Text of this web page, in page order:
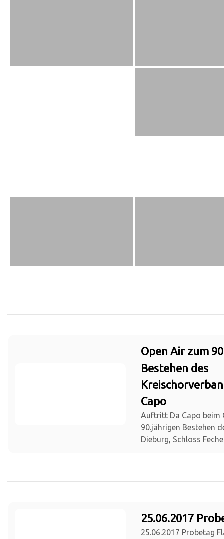
Open Air zum
Bestehen des
Capo
Auftritt Da Capo beim
90.jährigen Bestehen
Dieburg, Schloss
25.06.2017
25.06.2017 Probetag